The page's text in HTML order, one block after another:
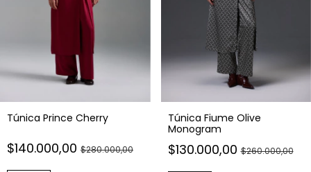
Túnica Prince Cherry
$140.000,00 $280.000,00
Túnica Fiume Olive
Monogram
$130.000,00$260.000,00